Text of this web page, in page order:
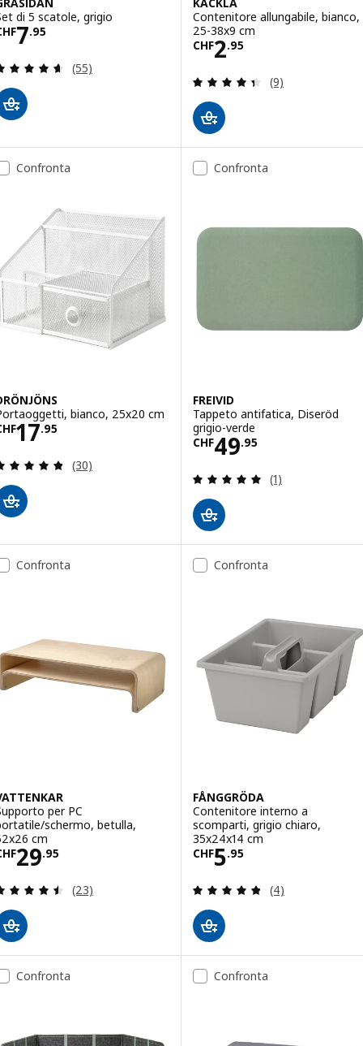
di 5 scatole, grigio
7.95 CHF 7.95
Recensione: 4.6 fuori da 5 stelle. Totale
(55)
Contenitore allungabile, bianco,
25-38x9 cm
CHF2.95
Prezzo CHF
Recensione:
(9)
Confronta
bianco, 25x20 cm
17.95 CHF 17.95
Recensione: 4.8 fuori da 5 stelle. Totale
(30)
Confronta
FREIVID
Tappeto antifatica, Diseröd
grigio-verde
CHF49.95
Prezzo CHF
Recensione: 5
(1)
Confronta
per PC
schermo, betulla,
cm
29.95 CHF 29.95
Recensione: 4.5 fuori da 5 stelle. Totale
(23)
Confronta
FÅNGGRÖDA
Contenitore interno a
scomparti, grigio chiaro,
35x24x14 cm
CHF5.95
Prezzo CHF
Recensione:
(4)
Confronta Confronta